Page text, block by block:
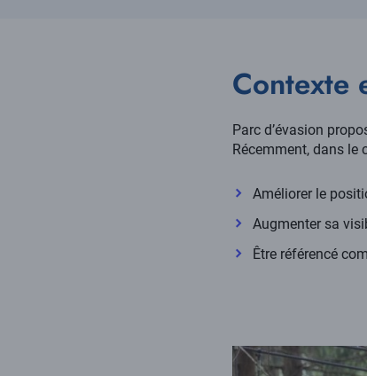
Contexte
Parc d’évasion
Récemment, dans
Améliorer le
Augmenter sa
Être référencé